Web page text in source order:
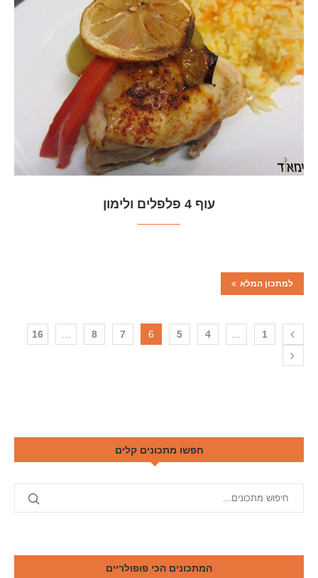
עוף 4 פלפלים ולימון
למתכון המלא
1
4
5
6
7
8
16
חפשו מתכונים קלים
המתכונים הכי פופולריים